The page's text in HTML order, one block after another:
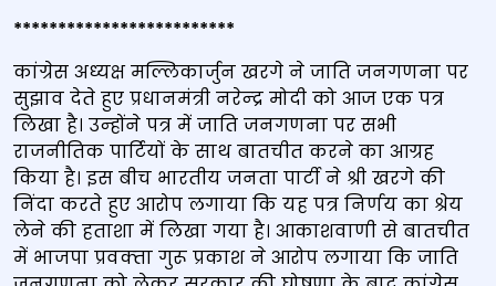
*************************
कांग्रेस अध्‍यक्ष मल्लिकार्जुन खरगे ने जाति जनगणना पर
सुझाव देते हुए प्रधानमंत्री नरेन्‍द्र मोदी को आज एक पत्र
लिखा है। उन्‍होंने पत्र में जाति जनगणना पर सभी
राजनीतिक पार्टियों के साथ बातचीत करने का आग्रह
किया है। इस बीच भारतीय जनता पार्टी ने श्री खरगे की
निंदा करते हुए आरोप लगाया कि यह पत्र निर्णय का श्रेय
लेने की हताशा में लिखा गया है। आकाशवाणी से बातचीत
में भाजपा प्रवक्‍ता गुरू प्रकाश ने आरोप लगाया कि जाति